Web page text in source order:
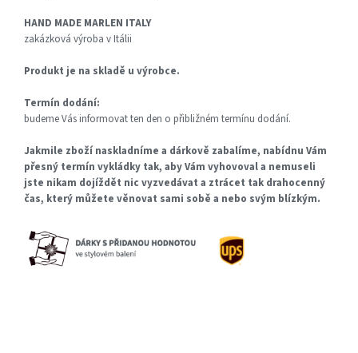
HAND MADE MARLEN ITALY
zakázková výroba v Itálii
Produkt je na skladě u výrobce.
Termín dodání:
budeme Vás informovat ten den o přibližném termínu dodání.
Jakmile zboží naskladníme a dárkově zabalíme, nabídnu Vám
přesný termín vykládky tak, aby Vám vyhovoval a nemuseli
jste nikam dojíždět nic vyzvedávat a ztrácet tak drahocenný
čas, který můžete věnovat sami sobě a nebo svým blízkým.